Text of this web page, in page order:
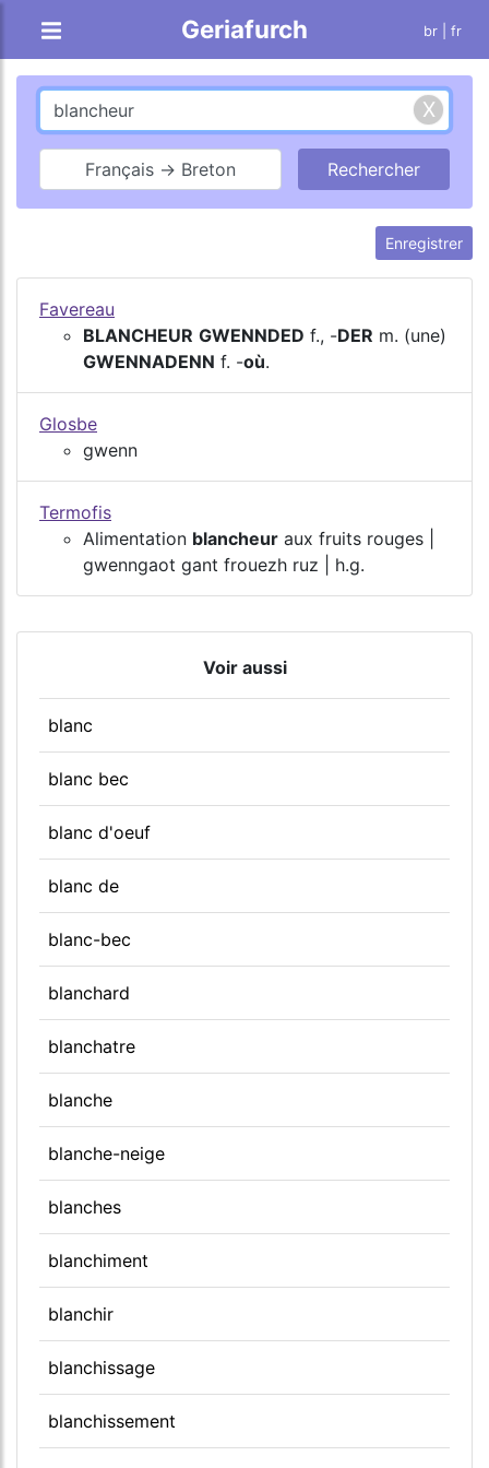
Geriafurch br | fr
Français → Breton
Enregistrer
Favereau
BLANCHEUR GWENNDED f., -DER m. (une)
GWENNADENN f. -où.
Glosbe
gwenn
Termofis
Alimentation blancheur aux fruits rouges |
gwenngaot gant frouezh ruz | h.g.
Voir aussi
blanc
blanc bec
blanc d'oeuf
blanc de
blanc-bec
blanchard
blanchatre
blanche
blanche-neige
blanches
blanchiment
blanchir
blanchissage
blanchissement